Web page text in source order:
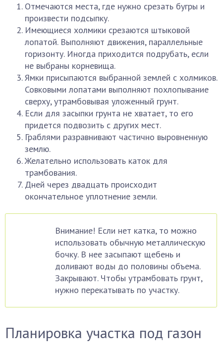
Отмечаются места, где нужно срезать бугры и
произвести подсыпку.
Имеющиеся холмики срезаются штыковой
лопатой. Выполняют движения, параллельные
горизонту. Иногда приходится подрубать, если
не выбраны корневища.
Ямки присыпаются выбранной землей с холмиков.
Совковыми лопатами выполняют похлопывание
сверху, утрамбовывая уложенный грунт.
Если для засыпки грунта не хватает, то его
придется подвозить с других мест.
Граблями разравнивают частично выровненную
землю.
Желательно использовать каток для
трамбования.
Дней через двадцать происходит
окончательное уплотнение земли.
Внимание! Если нет катка, то можно
использовать обычную металлическую
бочку. В нее засыпают щебень и
доливают воды до половины объема.
Закрывают. Чтобы утрамбовать грунт,
нужно перекатывать по участку.
Планировка участка под газон